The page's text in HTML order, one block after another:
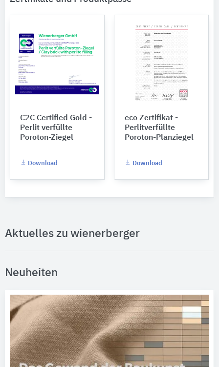
C2C Certified Gold -
Perlit verfüllte
Poroton-Ziegel
Download
eco Zertifikat -
Perlitverfüllte
Poroton-Planziegel
Download
Aktuelles zu wienerberger
Neuheiten